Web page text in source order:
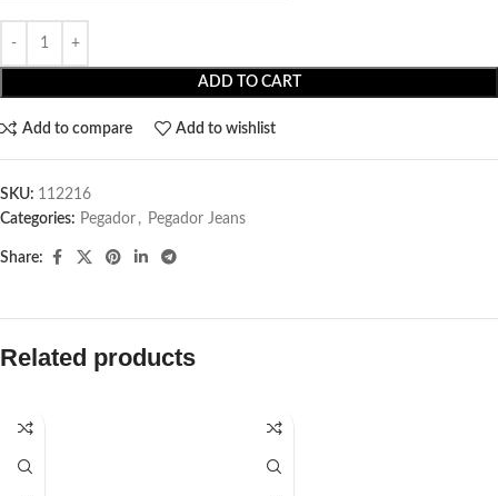
ADD TO CART
Add to compare Add to wishlist
SKU: 112216
Categories: Pegador​ , Pegador Jeans
Share:
Related products